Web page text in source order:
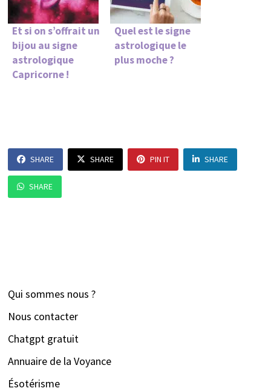
Et si on s’offrait un
bijou au signe
astrologique
Capricorne !
Quel est le signe
astrologique le
plus moche ?
SHARE SHARE PIN IT SHARE
SHARE
Qui sommes nous ?
Nous contacter
Chatgpt gratuit
Annuaire de la Voyance
Ésotérisme